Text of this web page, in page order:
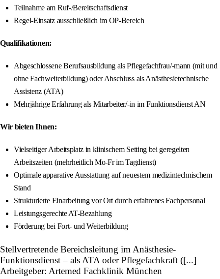
Teilnahme am Ruf-/Bereitschaftsdienst
Regel-Einsatz ausschließlich im OP-Bereich
Qualifikationen:
Abgeschlossene Berufsausbildung als Pflegefachfrau/-mann (mit und
ohne Fachweiterbildung) oder Abschluss als Anästhesietechnische
Assistenz (ATA)
Mehrjährige Erfahrung als Mitarbeiter/-in im Funktionsdienst AN
Wir bieten Ihnen:
Vielseitiger Arbeitsplatz in klinischem Setting bei geregelten
Arbeitszeiten (mehrheitlich Mo-Fr im Tagdienst)
Optimale apparative Ausstattung auf neuestem medizintechnischem
Stand
Strukturierte Einarbeitung vor Ort durch erfahrenes Fachpersonal
Leistungsgerechte AT-Bezahlung
Förderung bei Fort- und Weiterbildung
Stellvertretende Bereichsleitung im Anästhesie-
Funktionsdienst – als ATA oder Pflegefachkraft ([...]
Arbeitgeber: Artemed Fachklinik München